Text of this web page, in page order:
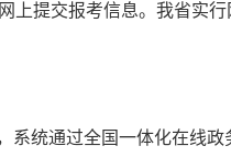
网上提交报考信息。我省实
系统通过全国一体化在线